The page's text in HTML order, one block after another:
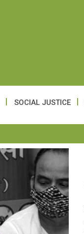
SOCIAL JUSTICE